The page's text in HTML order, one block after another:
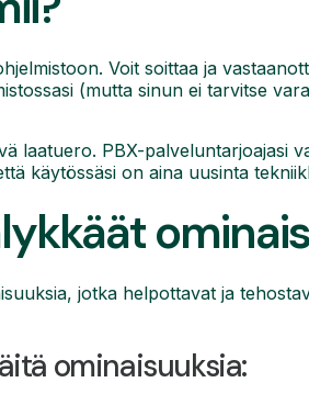
Voit soittaa ja
(mutta sinun ei tarvitse
laatuero. PBX-palveluntarjoajasi
käytössäsi on aina uusinta
jotka helpottavat ja
ominaisuuksia: